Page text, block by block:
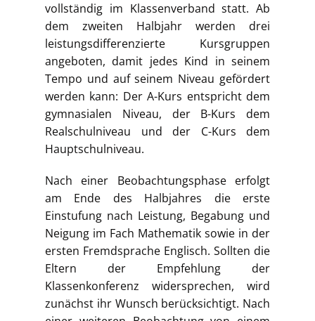
vollständig im Klassenverband statt. Ab
dem zweiten Halbjahr werden drei
leistungsdifferenzierte Kursgruppen
angeboten, damit jedes Kind in seinem
Tempo und auf seinem Niveau gefördert
werden kann: Der A-Kurs entspricht dem
gymnasialen Niveau, der B-Kurs dem
Realschulniveau und der C-Kurs dem
Hauptschulniveau.
Nach einer Beobachtungsphase erfolgt
am Ende des Halbjahres die erste
Einstufung nach Leistung, Begabung und
Neigung im Fach Mathematik sowie in der
ersten Fremdsprache Englisch. Sollten die
Eltern der Empfehlung der
Klassenkonferenz widersprechen, wird
zunächst ihr Wunsch berücksichtigt. Nach